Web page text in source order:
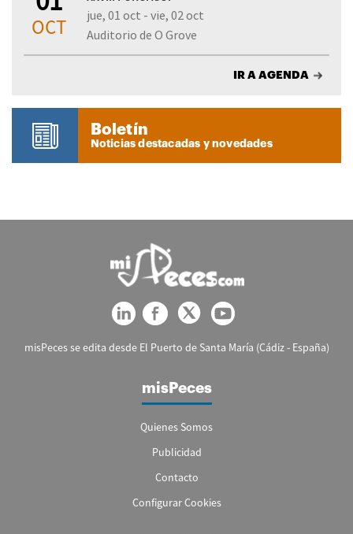
OCT
jue, 01 oct - vie, 02 oct
Auditorio de O Grove
IR A AGENDA
Boletín
Noticias destacadas y novedades
misPeces se edita desde El Puerto de Santa María (Cádiz - España)
misPeces
Quienes Somos
Publicidad
Contacto
Configurar Cookies